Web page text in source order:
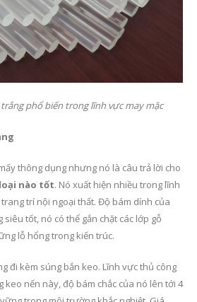
phổ biến trong lĩnh vực may mặc
thông dụng nhưng nó là câu trả lời cho
nào tốt. Nó xuất hiện nhiều trong lĩnh
trí nội ngoại thất. Độ bám dính của
tốt, nó có thể gắn chặt các lớp gỗ
lỗ hổng trong kiến trúc.
đi kèm súng bắn keo. Lĩnh vực thủ công
keo nến này, độ bám chắc của nó lên tới 4